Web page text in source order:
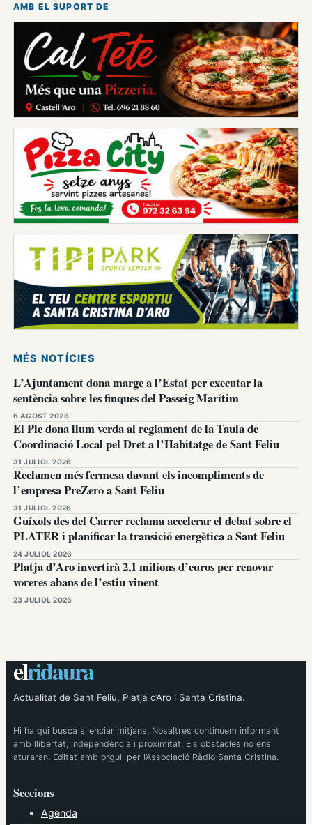
AMB EL SUPORT DE
MÉS NOTÍCIES
L’Ajuntament dona marge a l’Estat per executar la
sentència sobre les finques del Passeig Marítim
6 AGOST 2026
El Ple dona llum verda al reglament de la Taula de
Coordinació Local pel Dret a l’Habitatge de Sant Feliu
31 JULIOL 2026
Reclamen més fermesa davant els incompliments de
l’empresa PreZero a Sant Feliu
31 JULIOL 2026
Guíxols des del Carrer reclama accelerar el debat sobre el
PLATER i planificar la transició energètica a Sant Feliu
24 JULIOL 2026
Platja d’Aro invertirà 2,1 milions d’euros per renovar
voreres abans de l’estiu vinent
23 JULIOL 2026
elridaura
Actualitat de Sant Feliu, Platja d’Aro i Santa Cristina.
Hi ha qui busca silenciar mitjans. Nosaltres continuem informant
amb llibertat, independència i proximitat. Els obstacles no ens
aturaran. Editat amb orgull per l’Associació Ràdio Santa Cristina.
Seccions
Agenda